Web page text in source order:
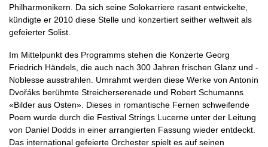
Philharmonikern. Da sich seine Solokarriere rasant entwickelte,
kündigte er 2010 diese Stelle und konzertiert seither weltweit als
gefeierter Solist.
Im Mittelpunkt des Programms stehen die Konzerte Georg
Friedrich Händels, die auch nach 300 Jahren frischen Glanz und ­
Noblesse ausstrahlen. Umrahmt werden diese Werke von Antonín
Dvořáks berühmte Streicherserenade und Robert Schumanns
«Bilder aus Osten». Dieses in romantische Fernen schweifende
Poem wurde durch die Festival Strings Lucerne unter der Leitung
von Daniel Dodds in einer arrangierten Fassung wieder entdeckt.
Das international gefeierte Orchester spielt es auf seinen